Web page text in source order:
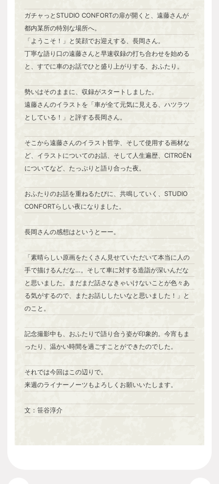
ガチャっとSTUDIO CONFORTの扉が開くと、遠藤さんが
都内某所の特別な場所へ。
「ようこそ！」と笑顔でお迎えする、長岡さん。
丁寧な語り口の遠藤さんと早速収録の打ち合わせを始める
と、すでに車のお話でひと盛り上がりする、おふたり。
勢いはそのままに、収録がスタートしました。
遠藤さんのイラストを「車が全て元気に見える、ハツラツ
としている！」と評する長岡さん。
そこから遠藤さんのイラスト哲学、そして使用する画材な
ど、イラストについてのお話、そして人生遍歴、CITROËN
についてなど、たっぷりと語り合った夜。
おふたりのお話を重ねるたびに、共鳴していく、STUDIO
CONFORTらしい夜になりました。
長岡さんの感想はというとーー。
「素晴らしい原画をたくさん見せていただいて本当に人の
手で描けるんだな…。そして車に対する造詣が深いんだな
と思いました。まだまだ話さなきゃいけないことが色々あ
る気がするので、またお話ししたいなと思いました！」と
のこと。
記念撮影中も、おふたりで語り合う姿が印象的。今宵もま
ったり、温かい時間を過ごすことができたのでした。
それでは今回はこの辺りで。
来週のライナーノーツもよろしくお願いいたします。
文：笹谷淳介